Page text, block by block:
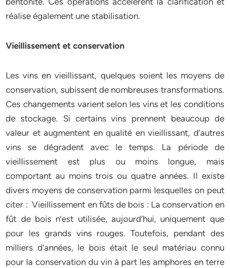
réalise également une stabilisation.
Vieillissement et conservation
Les vins en vieillissant, quelques soient les moyens de
conservation, subissent de nombreuses transformations.
Ces changements varient selon les vins et les conditions
de stockage. Si certains vins prennent beaucoup de
valeur et augmentent en qualité en vieillissant, d’autres
vins se dégradent avec le temps. La période de
vieillissement est plus ou moins longue, mais
comportant au moins trois ou quatre années. Il existe
divers moyens de conservation parmi lesquelles on peut
citer : Vieillissement en fûts de bois : La conservation en
fût de bois n’est utilisée, aujourd’hui, uniquement que
pour les grands vins rouges. Toutefois, pendant des
milliers d’années, le bois était le seul matériau connu
pour la conservation du vin à part les amphores en terre